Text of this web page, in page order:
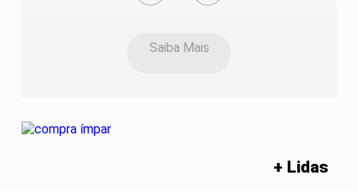
Saiba Mais
+ Lidas